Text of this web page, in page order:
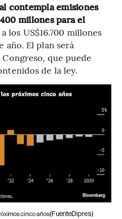
contempla emisiones
millones para el
los US$16.700 millones
año. El plan será
que puede
de la ley.
cinco años(FuenteDipres)